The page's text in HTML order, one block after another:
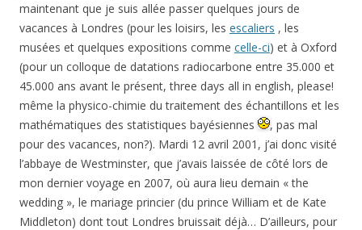
maintenant que je suis allée passer quelques jours de
vacances à Londres (pour les loisirs, les escaliers , les
musées et quelques expositions comme celle-ci) et à Oxford
(pour un colloque de datations radiocarbone entre 35.000 et
45.000 ans avant le présent, three days all in english, please!
même la physico-chimie du traitement des échantillons et les
mathématiques des statistiques bayésiennes
, pas mal
pour des vacances, non?). Mardi 12 avril 2001, j’ai donc visité
l’abbaye de Westminster, que j’avais laissée de côté lors de
mon dernier voyage en 2007, où aura lieu demain « the
wedding », le mariage princier (du prince William et de Kate
Middleton) dont tout Londres bruissait déjà… D’ailleurs, pour